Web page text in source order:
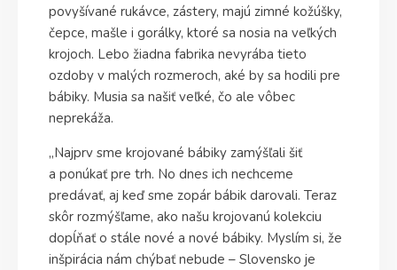
povyšívané rukávce, zástery, majú zimné kožúšky,
čepce, mašle i gorálky, ktoré sa nosia na veľkých
krojoch. Lebo žiadna fabrika nevyrába tieto
ozdoby v malých rozmeroch, aké by sa hodili pre
bábiky. Musia sa našiť veľké, čo ale vôbec
neprekáža.
„Najprv sme krojované bábiky zamýšľali šiť
a ponúkať pre trh. No dnes ich nechceme
predávať, aj keď sme zopár bábik darovali. Teraz
skôr rozmýšľame, ako našu krojovanú kolekciu
dopĺňať o stále nové a nové bábiky. Myslím si, že
inšpirácia nám chýbať nebude – Slovensko je